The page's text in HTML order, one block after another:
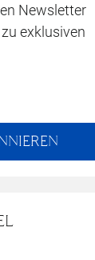
Newsletter
exklusiven